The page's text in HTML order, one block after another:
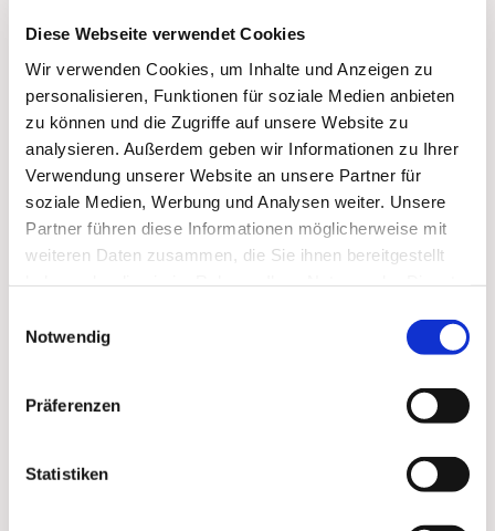
Diese Webseite verwendet Cookies
Wir verwenden Cookies, um Inhalte und Anzeigen zu
personalisieren, Funktionen für soziale Medien anbieten
zu können und die Zugriffe auf unsere Website zu
analysieren. Außerdem geben wir Informationen zu Ihrer
Verwendung unserer Website an unsere Partner für
soziale Medien, Werbung und Analysen weiter. Unsere
Partner führen diese Informationen möglicherweise mit
weiteren Daten zusammen, die Sie ihnen bereitgestellt
Notwendig
Präferenzen
Statistiken